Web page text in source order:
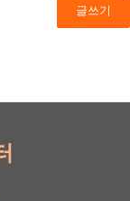
글쓰기